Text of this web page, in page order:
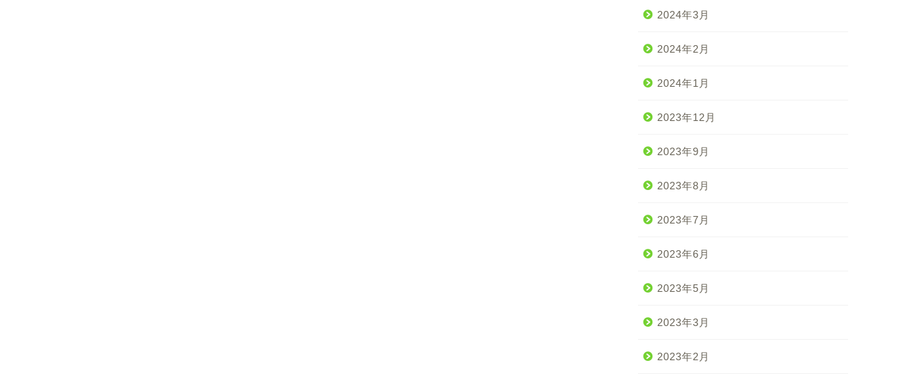
2024年3月
2024年2月
2024年1月
2023年12月
2023年9月
2023年8月
2023年7月
2023年6月
2023年5月
2023年3月
2023年2月